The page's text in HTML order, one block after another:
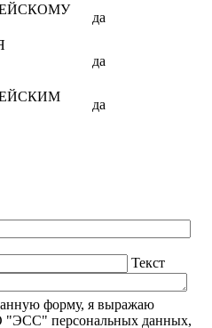
да
да
да
Текст
форму, я выражаю
"ЭСС" персональных данных,